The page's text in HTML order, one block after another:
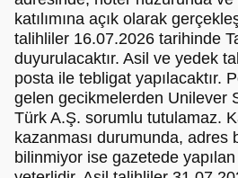
katılımına açık olarak
talihliler 16.07.2026 tarihinde
duyurulacaktır. Asil ve yedek
posta ile tebligat yapılacaktır.
gelen gecikmelerden Unilever
Türk A.Ş. sorumlu tutulamaz.
kazanması durumunda, adres
bilinmiyor ise gazetede